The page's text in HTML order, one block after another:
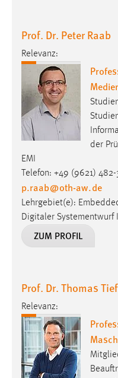
Prof. Dr. Peter Raab
Relevanz:
der
EMI
Telefon: +49 (9621) 482-
p.raab@oth-aw.de
Lehrgebiet(e):
Digitaler Systementwurf
ZUM PROFIL
Prof. Dr. Thomas
Relevanz: